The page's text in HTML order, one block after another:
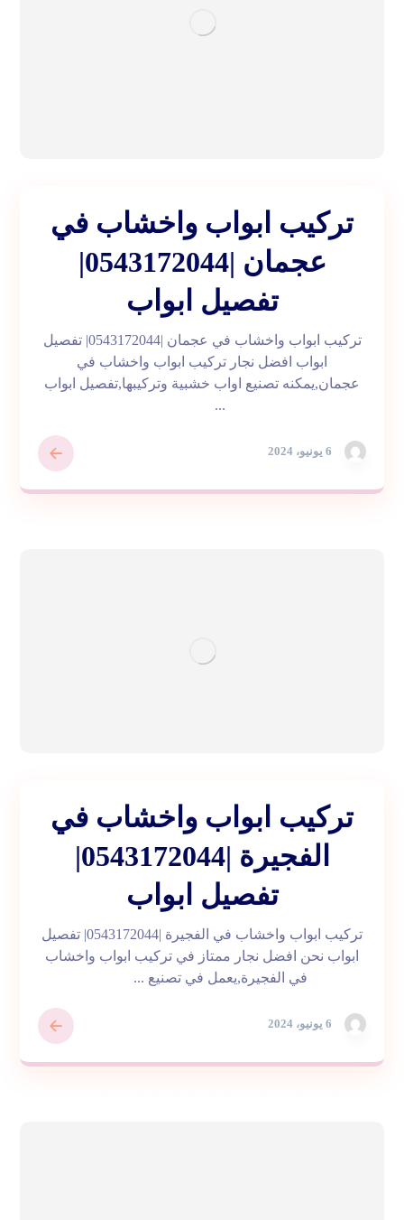
تركيب ابواب واخشاب في
عجمان |0543172044|
تفصيل ابواب
6 يونيو، 2024
تركيب ابواب واخشاب في عجمان |0543172044| تفصيل
ابواب افضل نجار تركيب ابواب واخشاب في
عجمان,يمكنه تصنيع اواب خشبية وتركيبها,تفصيل ابواب
...
تركيب ابواب واخشاب في
الفجيرة |0543172044|
تفصيل ابواب
6 يونيو، 2024
تركيب ابواب واخشاب في الفجيرة |0543172044| تفصيل
ابواب نحن افضل نجار ممتاز في تركيب ابواب واخشاب
في الفجيرة,يعمل في تصنيع ...